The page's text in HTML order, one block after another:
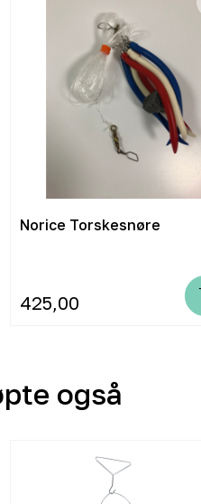
Norice Torskesnøre
425,00
også